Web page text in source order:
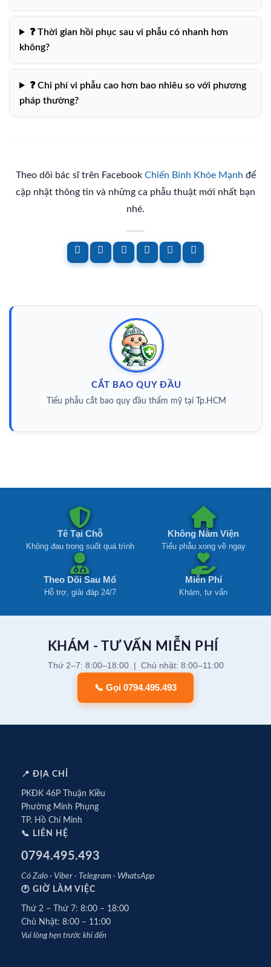
❓ Thời gian hồi phục sau vi phẫu có nhanh hơn
không?
❓ Chi phí vi phẫu cao hơn bao nhiêu so với phương
pháp thường?
Theo dõi bác sĩ trên Facebook Chiến Binh Khỏe Mạnh để
cập nhật thông tin và những ca phẫu thuật mới nhất bạn
nhé.
CẮT BAO QUY ĐẦU
Tiểu phẫu cắt bao quy đầu thẩm mỹ tại Tp.HCM
Tê Tại Chỗ
Không đau trong suốt quá trình
Không Nằm Viện
Tiểu phẫu xong về ngay
Theo Dõi Sau Mổ
Hỗ trợ, giải đáp 24/7
Miễn Phí
Khám, tư vấn
KHÁM - TƯ VẤN MIỄN PHÍ
Thứ 2–7: 8:00–18:00 | Chủ nhật: 8:00–11:00
📞 Gọi 0794.495.493
📍 ĐỊA CHỈ
PKĐK 46P Thuận Kiều
Phường Minh Phụng
TP. Hồ Chí Minh
📞 LIÊN HỆ
0794.495.493
Có Zalo · Viber · Telegram · WhatsApp
🕐 GIỜ LÀM VIỆC
Thứ 2 – Thứ 7: 8:00 – 18:00
Chủ Nhật: 8:00 – 11:00
Vui lòng hẹn trước khi đến